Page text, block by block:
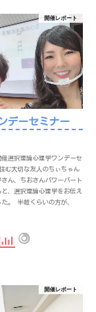
開催レポート
デーセミナー
選択理論心理学ワンデーセ
む大切な友人のちぃちゃん
ん、ちおさんパワーパート
、選択理論心理学をお伝え
。 半数くらいの方が、
開催レポート